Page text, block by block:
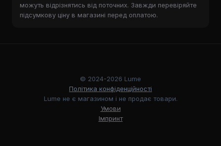
можуть відрізнятись від поточних. Завжди перевіряйте
підсумкову ціну в магазині перед оплатою.
© 2024-2026 Lume
Політика конфіденційності
Lume не є магазином і не продає товари.
Умови
Імпринт